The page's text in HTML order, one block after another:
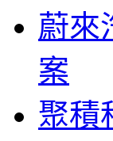
蔚來
案
聚積